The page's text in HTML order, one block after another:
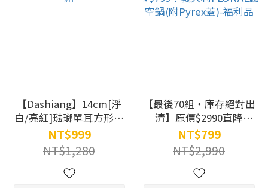
【Dashiang】14cm[淨
白/亮紅]琺瑯單耳方形奶
鍋組
NT$999
NT$1,280
【最後70組・庫存絕對出
清】原價$2990直降
↘$799！義大利FLONAL
鈦空鍋(附Pyrex蓋)-福利
品
NT$799
NT$2,990